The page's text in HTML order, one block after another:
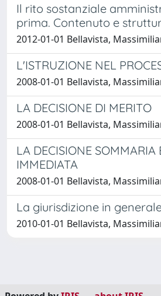
Il rito sostanziale
prima. Contenuto e
2012-01-01 Bellavista,
L'ISTRUZIONE NEL
2008-01-01 Bellavista,
LA DECISIONE DI MERITO
2008-01-01 Bellavista,
LA DECISIONE SOMMARIA
IMMEDIATA
2008-01-01 Bellavista,
La giurisdizione in
2010-01-01 Bellavista,